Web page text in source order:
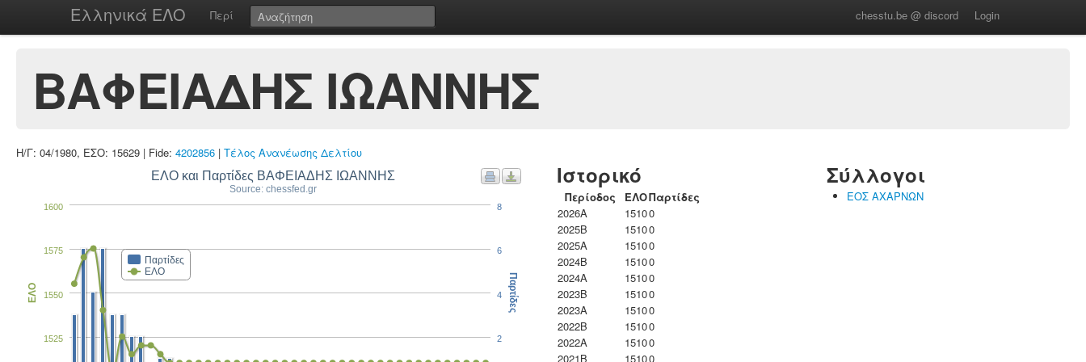
Ελληνικά ΕΛΟ Περί chesstu.be @ discord Login
ΒΑΦΕΙΑΔΗΣ ΙΩΑΝΝΗΣ
Η/Γ: 04/1980, ΕΣΟ: 15629 | Fide: 4202856 | Τέλος Ανανέωσης Δελτίου
ΕΛΟ και Παρτίδες ΒΑΦΕΙΑΔΗΣ ΙΩΑΝΝΗΣ
Source: chessfed.gr
Παρτίδες
ΕΛΟ
1525
1550
1575
1600
ΕΛΟ
2
4
6
8
Παρτίδες
Ιστορικό
Περίοδος ΕΛΟΠαρτίδες
2026A
15100
2025B
15100
2025A
15100
2024B
15100
2024A
15100
2023B
15100
2023Α
15100
2022B
15100
2022A
15100
2021B
15100
Σύλλογοι
ΕΟΣ ΑΧΑΡΝΩΝ